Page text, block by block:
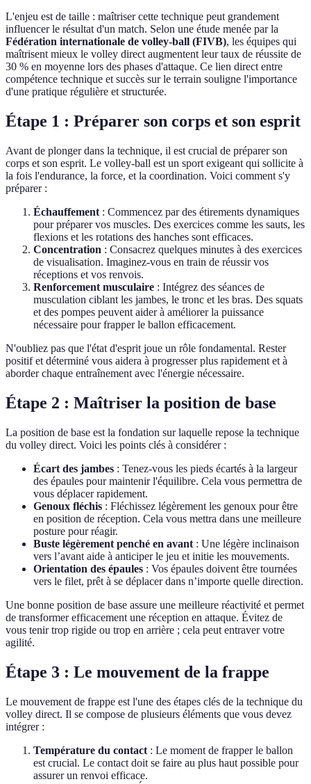
L'enjeu est de taille : maîtriser cette technique peut grandement
influencer le résultat d'un match. Selon une étude menée par la
Fédération internationale de volley-ball (FIVB), les équipes qui
maîtrisent mieux le volley direct augmentent leur taux de réussite de
30 % en moyenne lors des phases d'attaque. Ce lien direct entre
compétence technique et succès sur le terrain souligne l'importance
d'une pratique régulière et structurée.
Étape 1 : Préparer son corps et son esprit
Avant de plonger dans la technique, il est crucial de préparer son
corps et son esprit. Le volley-ball est un sport exigeant qui sollicite à
la fois l'endurance, la force, et la coordination. Voici comment s'y
préparer :
Échauffement : Commencez par des étirements dynamiques
pour préparer vos muscles. Des exercices comme les sauts, les
flexions et les rotations des hanches sont efficaces.
Concentration : Consacrez quelques minutes à des exercices
de visualisation. Imaginez-vous en train de réussir vos
réceptions et vos renvois.
Renforcement musculaire : Intégrez des séances de
musculation ciblant les jambes, le tronc et les bras. Des squats
et des pompes peuvent aider à améliorer la puissance
nécessaire pour frapper le ballon efficacement.
N'oubliez pas que l'état d'esprit joue un rôle fondamental. Rester
positif et déterminé vous aidera à progresser plus rapidement et à
aborder chaque entraînement avec l'énergie nécessaire.
Étape 2 : Maîtriser la position de base
La position de base est la fondation sur laquelle repose la technique
du volley direct. Voici les points clés à considérer :
Écart des jambes : Tenez-vous les pieds écartés à la largeur
des épaules pour maintenir l'équilibre. Cela vous permettra de
vous déplacer rapidement.
Genoux fléchis : Fléchissez légèrement les genoux pour être
en position de réception. Cela vous mettra dans une meilleure
posture pour réagir.
Buste légèrement penché en avant : Une légère inclinaison
vers l’avant aide à anticiper le jeu et initie les mouvements.
Orientation des épaules : Vos épaules doivent être tournées
vers le filet, prêt à se déplacer dans n’importe quelle direction.
Une bonne position de base assure une meilleure réactivité et permet
de transformer efficacement une réception en attaque. Évitez de
vous tenir trop rigide ou trop en arrière ; cela peut entraver votre
agilité.
Étape 3 : Le mouvement de la frappe
Le mouvement de frappe est l'une des étapes clés de la technique du
volley direct. Il se compose de plusieurs éléments que vous devez
intégrer :
Température du contact : Le moment de frapper le ballon
est crucial. Le contact doit se faire au plus haut possible pour
assurer un renvoi efficace.